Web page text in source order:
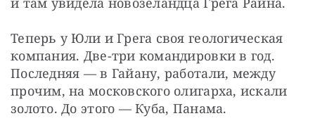
Теперь у Юли и Грега своя геологическая
компания. Две-три командировки в год.
Последняя — в Гайану, работали, между
прочим, на московского олигарха, искали
золото. До этого — Куба, Панама.